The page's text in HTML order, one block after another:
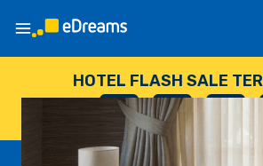
HOTEL FLASH SALE
--
DÍAS
: --
HORAS
: